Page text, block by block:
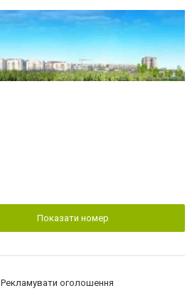
Показати номер
Рекламувати оголошення